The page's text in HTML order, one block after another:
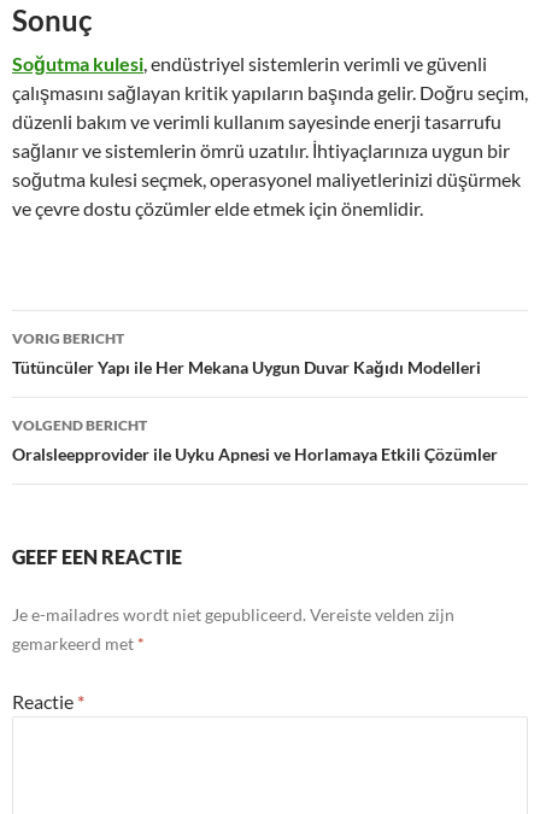
Sonuç
Soğutma kulesi, endüstriyel sistemlerin verimli ve güvenli
çalışmasını sağlayan kritik yapıların başında gelir. Doğru seçim,
düzenli bakım ve verimli kullanım sayesinde enerji tasarrufu
sağlanır ve sistemlerin ömrü uzatılır. İhtiyaçlarınıza uygun bir
soğutma kulesi seçmek, operasyonel maliyetlerinizi düşürmek
ve çevre dostu çözümler elde etmek için önemlidir.
Bericht
navigatie
VORIG BERICHT
Tütüncüler Yapı ile Her Mekana Uygun Duvar Kağıdı Modelleri
VOLGEND BERICHT
Oralsleepprovider ile Uyku Apnesi ve Horlamaya Etkili Çözümler
GEEF EEN REACTIE
Je e-mailadres wordt niet gepubliceerd. Vereiste velden zijn
gemarkeerd met *
Reactie *